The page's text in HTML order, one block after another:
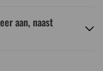
aan, naast